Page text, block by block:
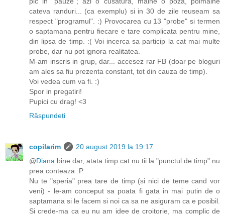
cateva randuri... (ca exemplu) si in 30 de zile reuseam sa
respect "programul". :) Provocarea cu 13 "probe" si termen
o saptamana pentru fiecare e tare complicata pentru mine,
din lipsa de timp. :( Voi incerca sa particip la cat mai multe
probe, dar nu pot ignora realitatea.
M-am inscris in grup, dar... accesez rar FB (doar pe bloguri
am ales sa fiu prezenta constant, tot din cauza de timp).
Voi vedea cum va fi. :)
Spor in pregatiri!
Pupici cu drag! <3
Răspundeți
copilarim
20 august 2019 la 19:17
@Diana bine dar, atata timp cat nu tii la "punctul de timp" nu
prea conteaza :P.
Nu te "speria" prea tare de timp (si nici de teme cand vor
veni) - le-am conceput sa poata fi gata in mai putin de o
saptamana si le facem si noi ca sa ne asiguram ca e posibil.
Si crede-ma ca eu nu am idee de croitorie, ma complic de